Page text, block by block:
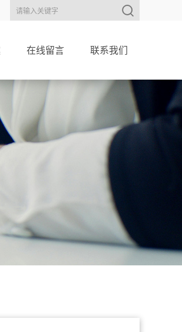
在线留言 联系我们